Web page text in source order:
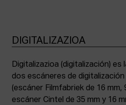
DIGITALIZAZIOA
Digitalizazioa (digitalización) es
dos escáneres de digitalización
(escáner Filmfabriek de 16 mm,
escáner Cintel de 35 mm y 16